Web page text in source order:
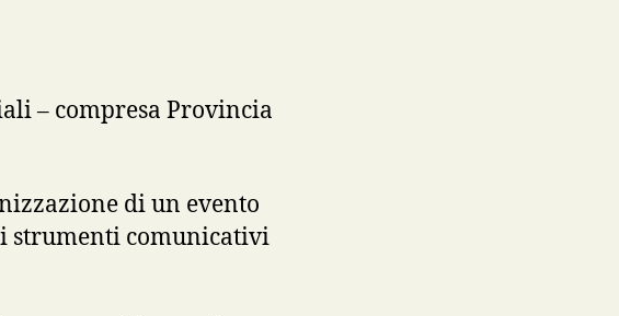
– compresa Provincia
di un evento
strumenti comunicativi